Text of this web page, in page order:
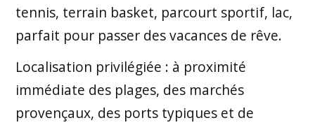
tennis, terrain basket, parcourt sportif, lac,
parfait pour passer des vacances de rêve.
Localisation privilégiée : à proximité
immédiate des plages, des marchés
provençaux, des ports typiques et de